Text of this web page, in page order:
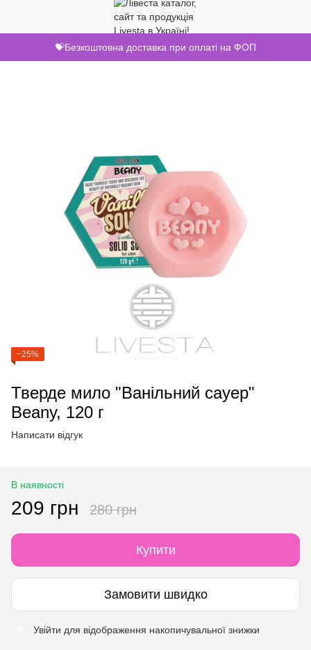
💝Безкоштовна доставка при оплаті на ФОП
−25%
Тверде мило "Ванільний сауер"
Beany, 120 г
Написати відгук
В наявності
209 грн 280 грн
Купити
Замовити швидко
Увійти для відображення накопичувальної знижки